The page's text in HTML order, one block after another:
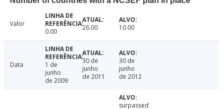
Valor
0.00
26.00 10.00
Data
1 de
junho
de 2009
30 de
junho
de 2011
30 de
junho
de 2012
surpassed